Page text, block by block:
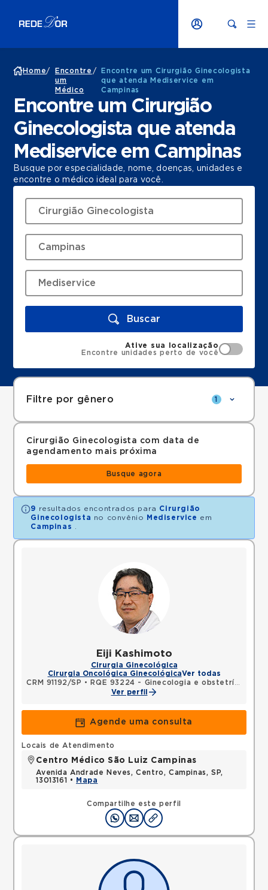
Home/
Encontre
um
Médico
/
Encontre um Cirurgião Ginecologista
que atenda Mediservice em
Campinas
Encontre um Cirurgião
Ginecologista que atenda
Mediservice em Campinas
Busque por especialidade, nome, doenças, unidades e
encontre o médico ideal para você.
Buscar
Ative sua localização
Encontre unidades perto de você
Filtre por gênero 1
Cirurgião Ginecologista com data de
agendamento mais próxima
Busque agora
9 resultados encontrados para Cirurgião
Ginecologista no convênio Mediservice em
Campinas
Eiji Kashimoto
Cirurgia Ginecológica
Cirurgia Oncológica GinecológicaVer todas
CRM 91192/SP •
RQE 93224 - Ginecologia e obstetrícia
Ver perfil
Agende uma consulta
Compartilhe este perfil
Locais de Atendimento
Centro Médico São Luiz Campinas
Avenida Andrade Neves, Centro, Campinas, SP,
13013161 •
Mapa